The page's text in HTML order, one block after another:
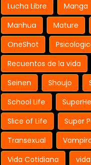
Lucha Libre
Manga
Manhua
Mature
OneShot
Recuentos de la vida
Seinen
Shoujo
School Life
Slice of Life
Super
Transexual
Vida Cotidiana